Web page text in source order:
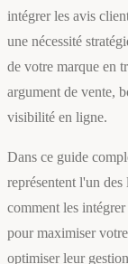
intégrer les avis
une nécessité
de votre marque en
argument de vente,
visibilité en ligne.
Dans ce guide
représentent l'un
comment les
pour maximiser
optimiser leur